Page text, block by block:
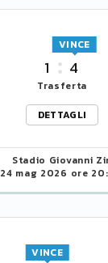
1 4
VINCE
Trasferta
DETTAGLI
Stadio Giovanni
24 mag 2026 ore
VINCE